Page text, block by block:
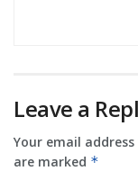
Leave a
Your email
are marked *